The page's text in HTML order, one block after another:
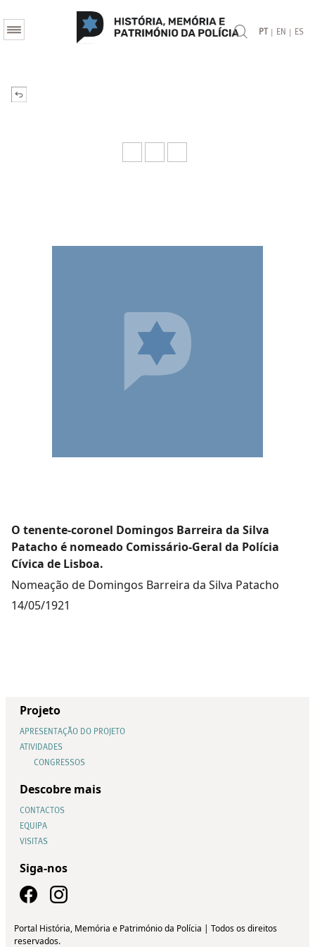
PT | EN | ES
O tenente-coronel Domingos Barreira da Silva
Patacho é nomeado Comissário-Geral da Polícia
Cívica de Lisboa.
Nomeação de Domingos Barreira da Silva Patacho
14/05/1921
Projeto
APRESENTAÇÃO DO PROJETO
ATIVIDADES
CONGRESSOS
Descobre mais
CONTACTOS
EQUIPA
VISITAS
Siga-nos
Portal História, Memória e Património da Polícia | Todos os direitos
reservados.